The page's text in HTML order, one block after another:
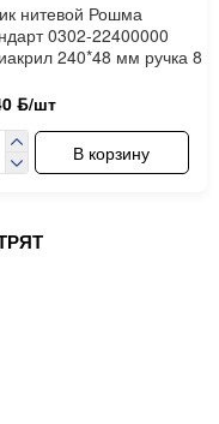
нитевой Рошма
0302-22400000
240*48 мм ручка 8
ƃ/шт
В корзину